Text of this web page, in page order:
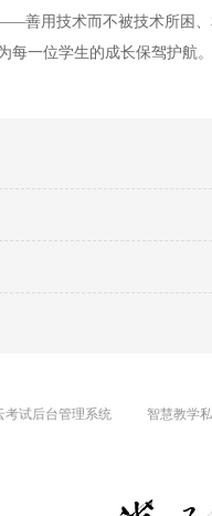
善用技术而不被技术所困
一位学生的成长保驾护航。
考试后台管理系统 智慧教学